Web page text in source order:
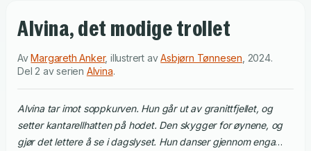
Alvina, det modige trollet
AvMargareth Anker,illustrert avAsbjørn Tønnesen 2024.
Del 2 av serien Alvina.
Alvina tar imot soppkurven. Hun går ut av granittfjellet, og
setter kantarellhatten på hodet. Den skygger for øynene, og
gjør det lettere å se i dagslyset. Hun danser gjennom enga